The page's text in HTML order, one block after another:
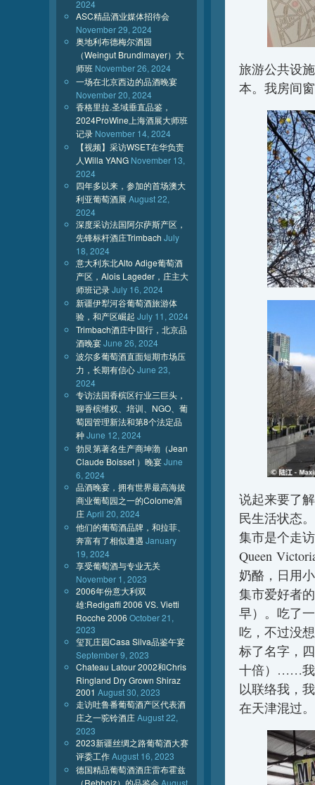
旅游公共设
本。我房间
说起来要了
民生活状态
集市是个走
Queen
奶酪，日用
集市爱好者
早）。吃了
吃，不过没
标了名字，
十倍）……我
以联络我，
在天津混过。
2024
ASC精品酒业媒体招待会
November 29, 2024
奥地利布德梅尔酒园
（Weingut Brundlmayer）大
师班 November 26, 2024
一场在北京西边的品酒晚宴
November 20, 2024
香格里拉.圣域垂直品鉴，
2024ProWine上海酒展大师班
记录 November 14, 2024
【视频】采访WSET在华负责
人Willa YANG November 13,
2024
四年多以来，参加的首场澳大
利亚葡萄酒展 August 22,
2024
深度采访法国阿尔萨斯产区，
先锋标杆酒庄Trimbach July
18, 2024
意大利东北Alto Adige葡萄酒
产区，Alois Lageder，庄主大
师班记录July 16, 2024
新疆伊犁河谷葡萄酒旅游体
验，和产区崛起 July 11, 2024
Trimbach酒庄中国行，北京品
酒晚宴June 26, 2024
波尔多葡萄酒直面短期市场压
力，长期有信心June 23,
2024
专访法国香槟区行业三巨头，
聊香槟维权、培训、NGO、葡
萄园管理新法和第8个法定品
种June 12, 2024
勃艮第著名生产商坤渤（Jean
Claude Boisset ）晚宴June
6, 2024
品酒晚宴，拥有世界最高海拔
商业葡萄园之一的Colome酒
庄April 20, 2024
他们的葡萄酒品牌，和拉菲、
奔富有了相似遭遇 January
19, 2024
享受葡萄酒与专业无关
November 1, 2023
2006年份意大利双
雄:Redigaffi 2006 VS. Vietti
Rocche 2006 October 21,
2023
玺瓦庄园Casa Silva品鉴午宴
September 9, 2023
Chateau Latour 2002和Chris
Ringland Dry Grown Shiraz
2001 August 30, 2023
走访吐鲁番葡萄酒产区代表酒
庄之一驼铃酒庄August 22,
2023
2023新疆丝绸之路葡萄酒大赛
评委工作August 16, 2023
德国精品葡萄酒酒庄雷布霍兹
（Rebholz）的品鉴会August